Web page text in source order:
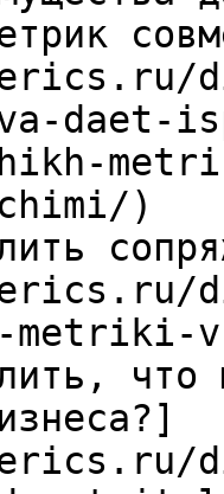
daet-
)
что